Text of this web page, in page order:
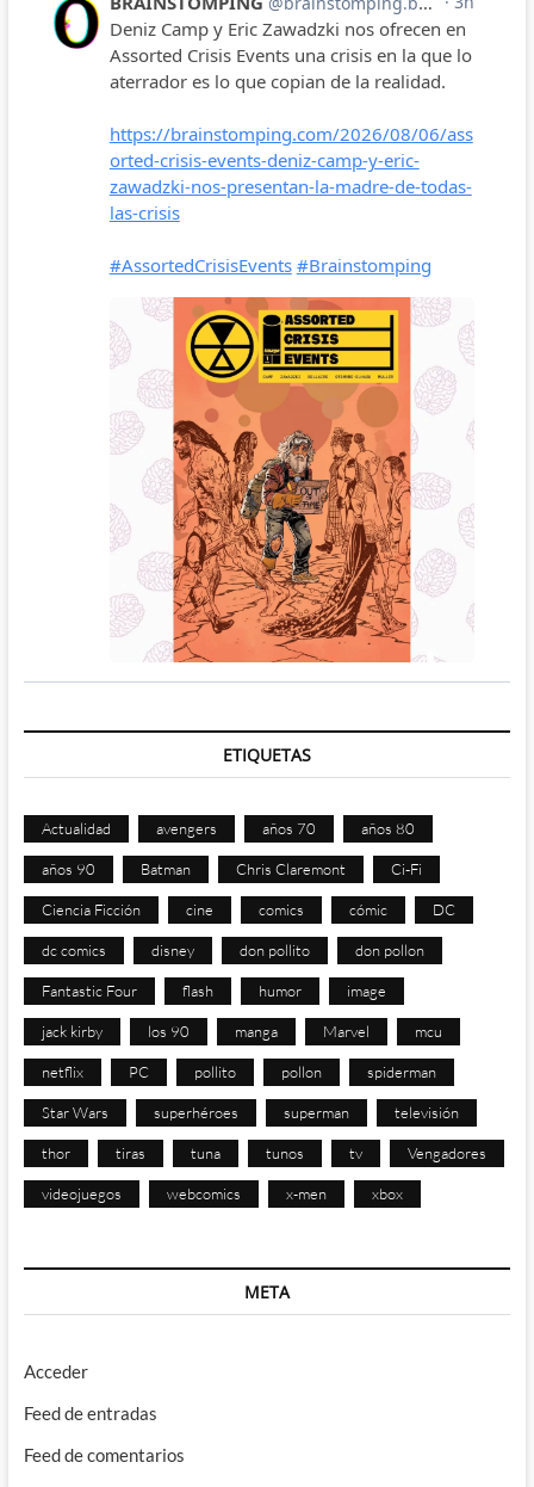
ETIQUETAS
Actualidad avengers años 70 años 80
años 90 Batman Chris Claremont Ci-Fi
Ciencia Ficción cine comics cómic DC
dc comics disney don pollito don pollon
Fantastic Four flash humor image
jack kirby los 90 manga Marvel mcu
netflix PC pollito pollon spiderman
Star Wars superhéroes superman televisión
thor tiras tuna tunos tv Vengadores
videojuegos webcomics x-men xbox
META
Acceder
Feed de entradas
Feed de comentarios